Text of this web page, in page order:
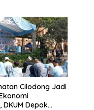
Cilodong Jadi
Depok